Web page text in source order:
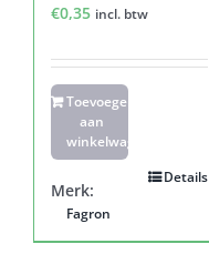
€0,35 incl. btw
Toevoegen
aan
winkelwagen
Details
Merk:
Fagron